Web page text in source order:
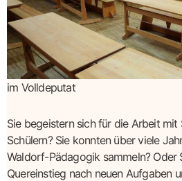
p
im Volldeputat
Sie begeistern sich für die Arbeit mit
Schülern? Sie konnten über viele
Waldorf-Pädagogik sammeln? Oder
Quereinstieg nach neuen Aufgaben